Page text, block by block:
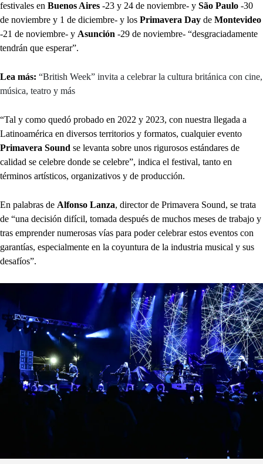
festivales en Buenos Aires -23 y 24 de noviembre- y São Paulo -30
de noviembre y 1 de diciembre- y los Primavera Day de Montevideo
-21 de noviembre- y Asunción -29 de noviembre- “desgraciadamente
tendrán que esperar”.
Lea más: “British Week” invita a celebrar la cultura británica con cine,
música, teatro y más
“Tal y como quedó probado en 2022 y 2023, con nuestra llegada a
Latinoamérica en diversos territorios y formatos, cualquier evento
Primavera Sound se levanta sobre unos rigurosos estándares de
calidad se celebre donde se celebre”, indica el festival, tanto en
términos artísticos, organizativos y de producción.
En palabras de Alfonso Lanza, director de Primavera Sound, se trata
de “una decisión difícil, tomada después de muchos meses de trabajo y
tras emprender numerosas vías para poder celebrar estos eventos con
garantías, especialmente en la coyuntura de la industria musical y sus
desafíos”.